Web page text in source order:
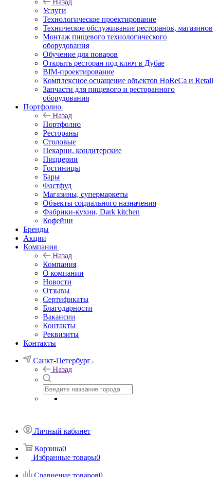
Назад
Услуги
Технологическое проектирование
Техническое обслуживание ресторанов, магазинов
Монтаж пищевого технологического
оборудования
Обучение для поваров
Открыть ресторан под ключ в Дубае
BIM-проектирование
Комплексное оснащение объектов HoReCa и Retail
Запчасти для пищевого и ресторанного
оборудования
Портфолио
Назад
Портфолио
Рестораны
Столовые
Пекарни, кондитерские
Пиццерии
Гостиницы
Бары
Фастфуд
Магазины, супермаркеты
Объекты социального назначения
Фабрики-кухни, Dark kitchen
Кофейни
Бренды
Акции
Компания
Назад
Компания
О компании
Новости
Отзывы
Сертификаты
Благодарности
Вакансии
Контакты
Реквизиты
Контакты
Санкт-Петербург
Назад
Личный кабинет
Корзина0
Избранные товары0
Сравнение товаров0